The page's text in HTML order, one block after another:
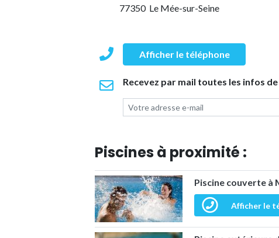
77350 Le Mée-sur-Seine
Afficher le téléphone
Recevez par mail toutes les infos
Piscines à proximité :
Piscine couverte à
Afficher le